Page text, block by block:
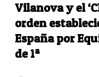
Vilanova y el
orden
España por
de 1ª